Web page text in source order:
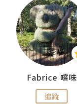
Fabrice 嚐味
追蹤